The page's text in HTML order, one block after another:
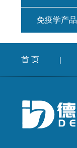
免疫学产品
首 页 |